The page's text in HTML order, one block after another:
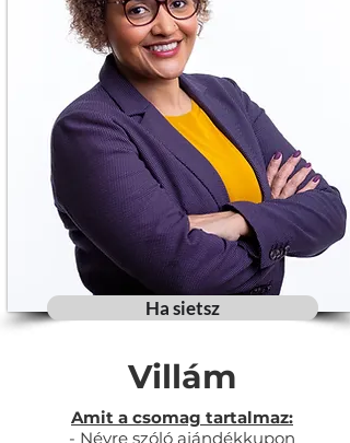
Ha sietsz
Villám
Amit a csomag tartalmaz:
- Névre szóló ajándékkupon